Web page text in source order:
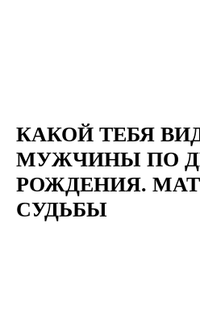
КАКОЙ ТЕБЯ
МУЖЧИНЫ ПО
РОЖДЕНИЯ.
СУДЬБЫ